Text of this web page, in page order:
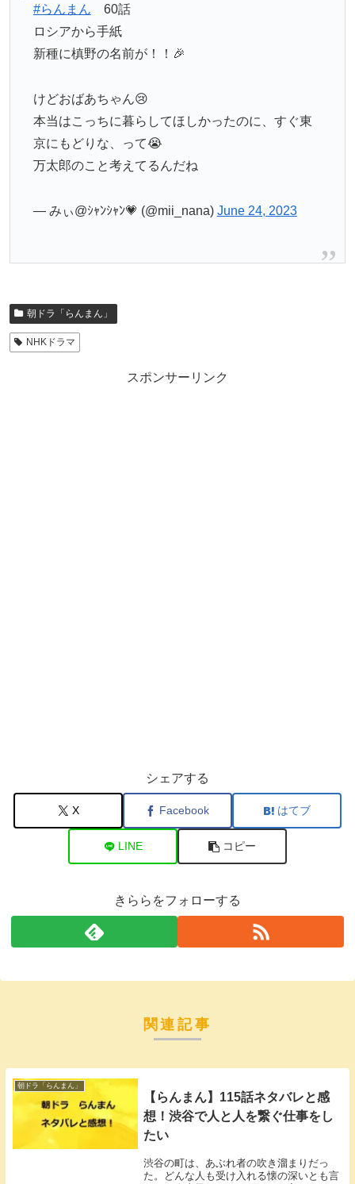
#らんまん 60話
ロシアから手紙
新種に槙野の名前が！！🎉
けどおばあちゃん😢
本当はこっちに暮らしてほしかったのに、すぐ東
京にもどりな、って😭
万太郎のこと考えてるんだね
— みぃ@ｼｬﾝｼｬﾝ💗 (@mii_nana) June 24, 2023
朝ドラ「らんまん」
NHKドラマ
スポンサーリンク
シェアする
X Facebook はてブ
LINE コピー
きららをフォローする
関連記事
朝ドラ「らんまん」
【らんまん】115話ネタバレと感
想！渋谷で人と人を繋ぐ仕事をし
たい
渋谷の町は、あぶれ者の吹き溜まりだっ
た。どんな人も受け入れる懐の深いとも言